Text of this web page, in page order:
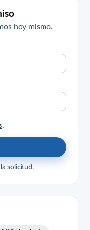
hoy mismo.
.
la solicitud.